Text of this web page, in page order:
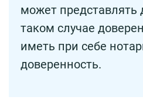
может представлять
таком случае
иметь при себе
доверенность.